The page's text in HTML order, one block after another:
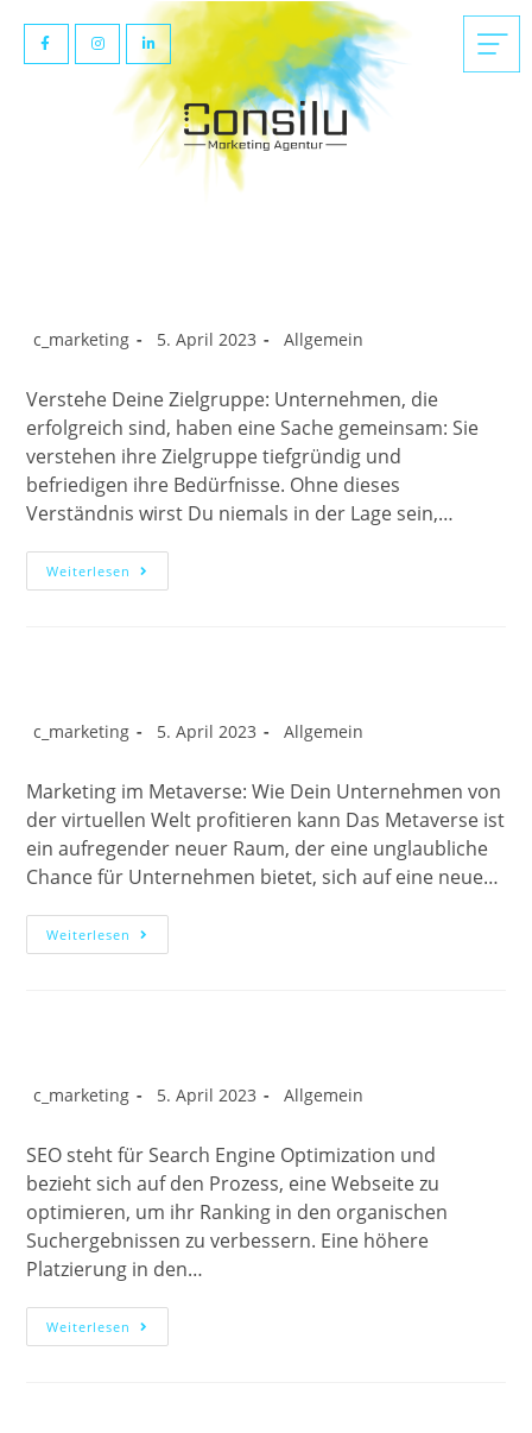
c_marketing 5. April 2023 Allgemein
Verstehe Deine Zielgruppe: Unternehmen, die
erfolgreich sind, haben eine Sache gemeinsam: Sie
verstehen ihre Zielgruppe tiefgründig und
befriedigen ihre Bedürfnisse. Ohne dieses
Verständnis wirst Du niemals in der Lage sein,…
Weiterlesen
c_marketing 5. April 2023 Allgemein
Marketing im Metaverse: Wie Dein Unternehmen von
der virtuellen Welt profitieren kann Das Metaverse ist
ein aufregender neuer Raum, der eine unglaubliche
Chance für Unternehmen bietet, sich auf eine neue…
Weiterlesen
c_marketing 5. April 2023 Allgemein
SEO steht für Search Engine Optimization und
bezieht sich auf den Prozess, eine Webseite zu
optimieren, um ihr Ranking in den organischen
Suchergebnissen zu verbessern. Eine höhere
Platzierung in den…
Weiterlesen